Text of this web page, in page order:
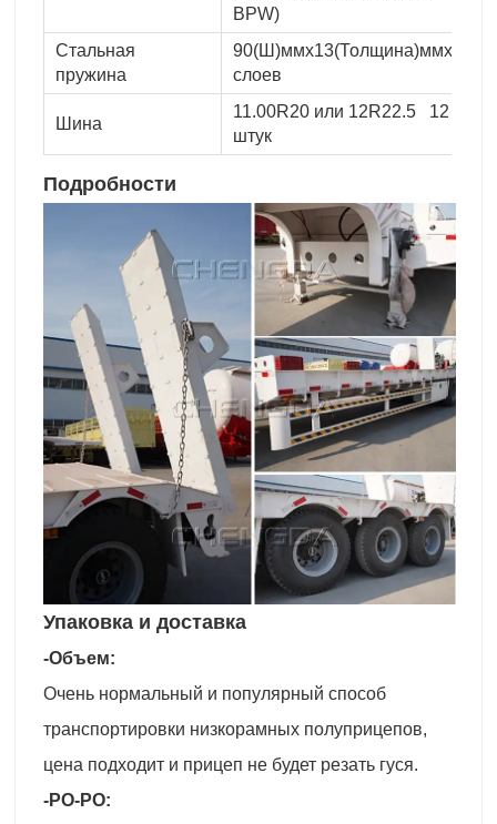
BPW)
Стальная
пружина
90(Ш)ммx13(Толщина)ммx10
слоев
Шина
11.00R20 или 12R22.5 12
штук
Подробности
Упаковка и доставка
-Объем:
Очень нормальный и популярный способ
транспортировки низкорамных полуприцепов,
цена подходит и прицеп не будет резать гуся.
-РО-РО: